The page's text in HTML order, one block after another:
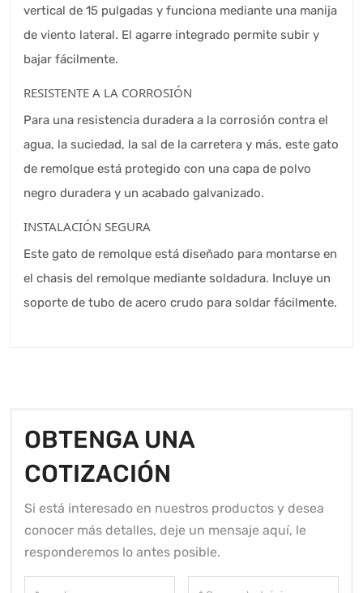
vertical de 15 pulgadas y funciona mediante una manija
de viento lateral. El agarre integrado permite subir y
bajar fácilmente.
RESISTENTE A LA CORROSIÓN
Para una resistencia duradera a la corrosión contra el
agua, la suciedad, la sal de la carretera y más, este gato
de remolque está protegido con una capa de polvo
negro duradera y un acabado galvanizado.
INSTALACIÓN SEGURA
Este gato de remolque está diseñado para montarse en
el chasis del remolque mediante soldadura. Incluye un
soporte de tubo de acero crudo para soldar fácilmente.
OBTENGA UNA
COTIZACIÓN
Si está interesado en nuestros productos y desea
conocer más detalles, deje un mensaje aquí, le
responderemos lo antes posible.